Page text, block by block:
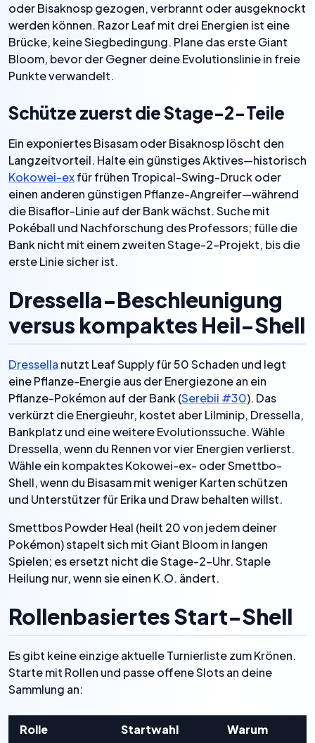
oder Bisaknosp gezogen, verbrannt oder ausgeknockt
werden können. Razor Leaf mit drei Energien ist eine
Brücke, keine Siegbedingung. Plane das erste Giant
Bloom, bevor der Gegner deine Evolutionslinie in freie
Punkte verwandelt.
Schütze zuerst die Stage-2-Teile
Ein exponiertes Bisasam oder Bisaknosp löscht den
Langzeitvorteil. Halte ein günstiges Aktives—historisch
Kokowei-exfür frühen Tropical-Swing-Druck oder
einen anderen günstigen Pflanze-Angreifer—während
die Bisaflor-Linie auf der Bank wächst. Suche mit
Pokéball und Nachforschung des Professors; fülle die
Bank nicht mit einem zweiten Stage-2-Projekt, bis die
erste Linie sicher ist.
Dressella-Beschleunigung
versus kompaktes Heil-Shell
Dressella nutzt Leaf Supply für 50 Schaden und legt
eine Pflanze-Energie aus der Energiezone an ein
Pflanze-Pokémon auf der Bank (Serebii #30). Das
verkürzt die Energieuhr, kostet aber Lilminip, Dressella,
Bankplatz und eine weitere Evolutionssuche. Wähle
Dressella, wenn du Rennen vor vier Energien verlierst.
Wähle ein kompaktes Kokowei-ex- oder Smettbo-
Shell, wenn du Bisasam mit weniger Karten schützen
und Unterstützer für Erika und Draw behalten willst.
Smettbos Powder Heal (heilt 20 von jedem deiner
Pokémon) stapelt sich mit Giant Bloom in langen
Spielen; es ersetzt nicht die Stage-2-Uhr. Staple
Heilung nur, wenn sie einen K.O. ändert.
Rollenbasiertes Start-Shell
Es gibt keine einzige aktuelle Turnierliste zum Krönen.
Starte mit Rollen und passe offene Slots an deine
Sammlung an:
Rolle Startwahl Warum